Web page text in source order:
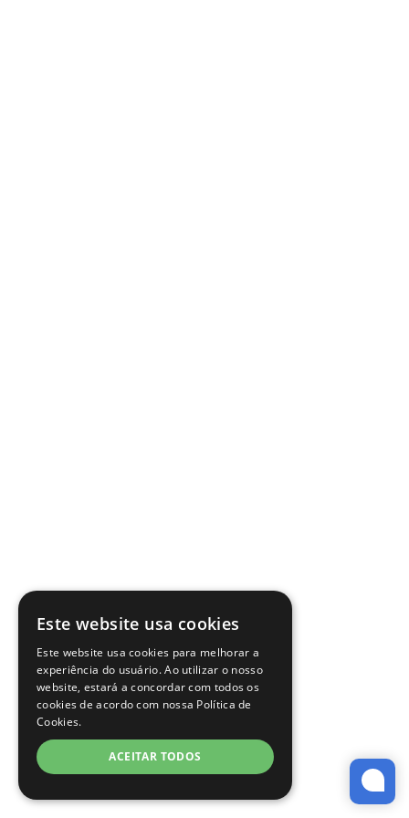
Este website usa cookies
Este website usa cookies para melhorar a
experiência do usuário. Ao utilizar o nosso
website, estará a concordar com todos os
cookies de acordo com nossa Política de
Cookies.
ACEITAR TODOS